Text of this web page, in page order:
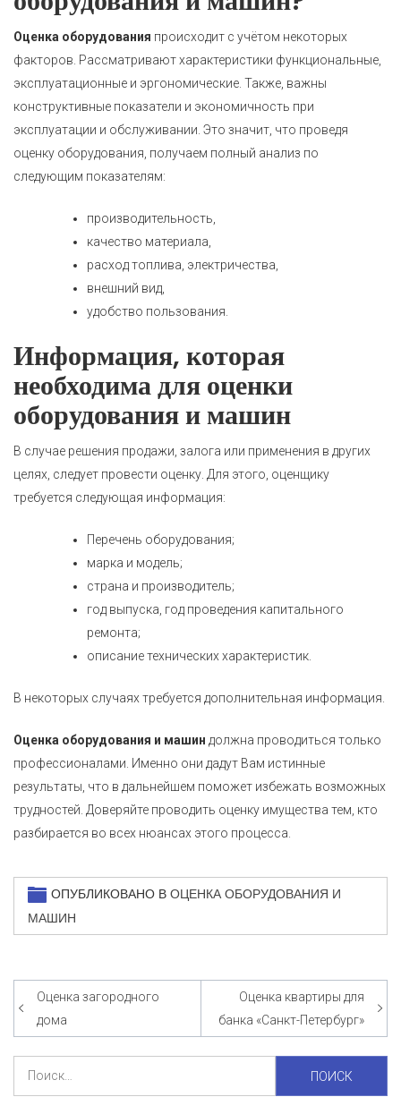
Оценка оборудования происходит с учётом некоторых
факторов. Рассматривают характеристики функциональные,
эксплуатационные и эргономические. Также, важны
конструктивные показатели и экономичность при
эксплуатации и обслуживании. Это значит, что проведя
оценку оборудования, получаем полный анализ по
следующим показателям:
производительность,
качество материала,
расход топлива, электричества,
внешний вид,
удобство пользования.
Информация, которая
необходима для оценки
оборудования и машин
В случае решения продажи, залога или применения в других
целях, следует провести оценку. Для этого, оценщику
требуется следующая информация:
Перечень оборудования;
марка и модель;
страна и производитель;
год выпуска, год проведения капитального
ремонта;
описание технических характеристик.
В некоторых случаях требуется дополнительная информация.
Оценка оборудования и машин должна проводиться только
профессионалами. Именно они дадут Вам истинные
результаты, что в дальнейшем поможет избежать возможных
трудностей. Доверяйте проводить оценку имущества тем, кто
разбирается во всех нюансах этого процесса.
ОПУБЛИКОВАНО В ОЦЕНКА ОБОРУДОВАНИЯ И
МАШИН
Навигация
по
записям
Оценка загородного
дома
Оценка квартиры для
банка «Санкт-Петербург»
Найти: